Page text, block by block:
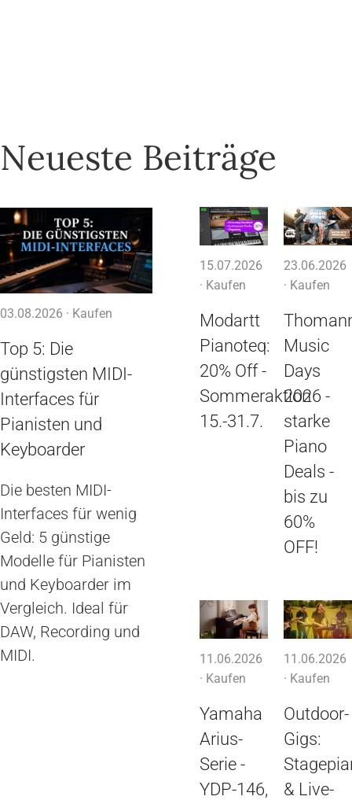
Neueste Beiträge
03.08.2026 · Kaufen
Top 5: Die
günstigsten MIDI-
Interfaces für
Pianisten und
Keyboarder
Die besten MIDI-
Interfaces für wenig
Geld: 5 günstige
Modelle für Pianisten
und Keyboarder im
Vergleich. Ideal für
DAW, Recording und
MIDI.
15.07.2026
· Kaufen
Modartt
Pianoteq:
20% Off -
Sommeraktion
15.-31.7.
23.06.2026
· Kaufen
Music
Days
2026 -
starke
Piano
Deals -
bis zu
60%
OFF!
11.06.2026
· Kaufen
Yamaha
Arius-
Serie -
YDP-146,
11.06.2026
· Kaufen
Outdoor-
Gigs:
& Live-